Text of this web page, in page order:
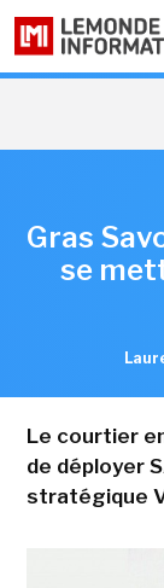
Gras
se
Le courtier
de déployer
stratégique